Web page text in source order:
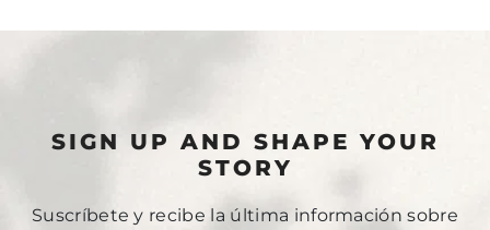
SIGN UP AND SHAPE YOUR
STORY
Suscríbete y recibe la última información sobre